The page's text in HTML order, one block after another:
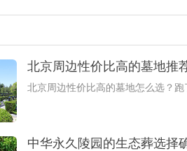
北京周边性价比高的墓地推
北京周边性价比高的墓地怎么选？
中华永久陵园的生态葬选择